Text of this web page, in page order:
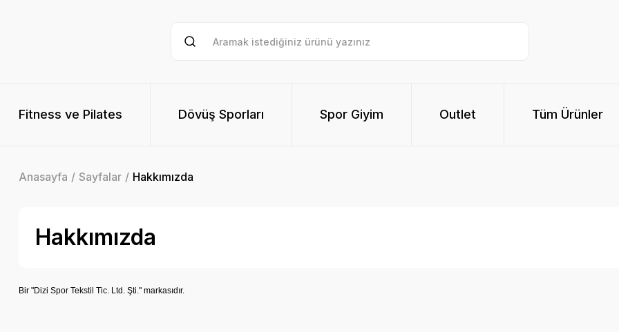
Fitness ve Pilates Dövüş Sporları Spor Giyim Outlet Tüm Ürünler
Anasayfa Sayfalar Hakkımızda
Hakkımızda
Bir "Dizi Spor Tekstil Tic. Ltd. Şti." markasıdır.